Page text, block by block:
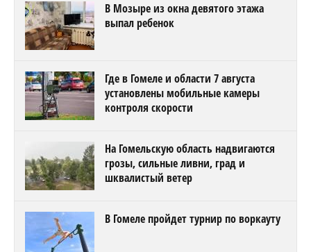
В Мозыре из окна девятого этажа
выпал ребенок
Где в Гомеле и области 7 августа
установлены мобильные камеры
контроля скорости
На Гомельскую область надвигаются
грозы, сильные ливни, град и
шквалистый ветер
В Гомеле пройдет турнир по воркауту